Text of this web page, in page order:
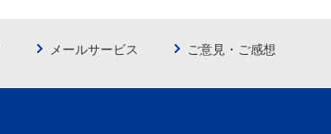
メールサービス ご意見・ご感想